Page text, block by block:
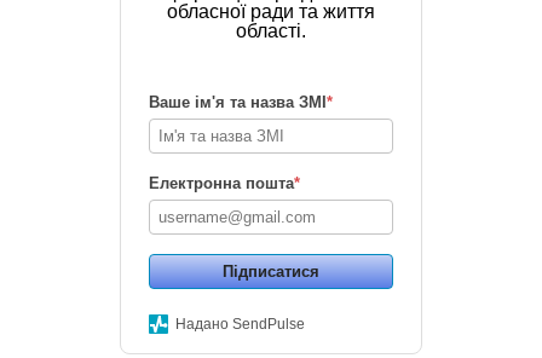
обласної ради та життя
області.
Ваше ім'я та назва ЗМІ *
Електронна пошта*
Підписатися
Надано SendPulse